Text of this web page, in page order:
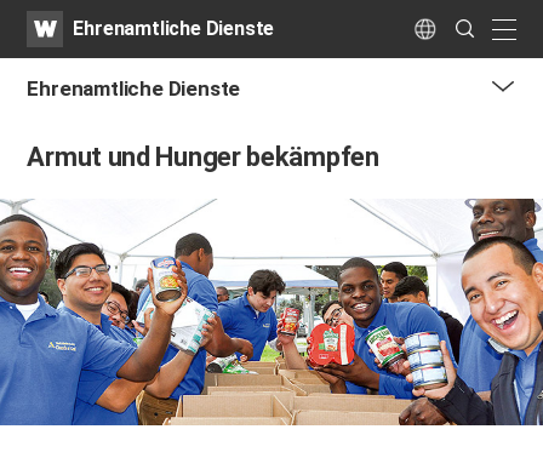
WATVEhrenamtliche Dienste Language
Search
Submit
Ehrenamtliche Dienste
Armut und Hunger bekämpfen